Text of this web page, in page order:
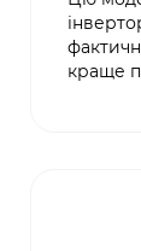
краще